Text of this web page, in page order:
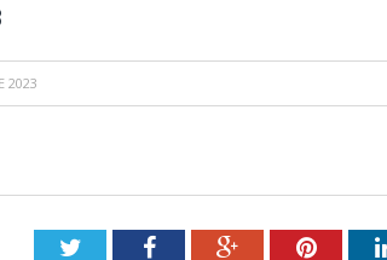
2023
TwitterFacebookGoogle+